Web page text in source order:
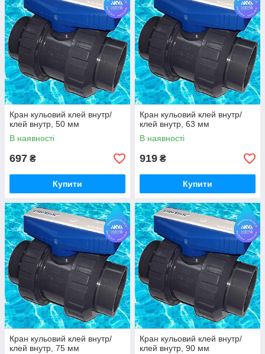
Кран кульовий клей внутр/
клей внутр, 50 мм
В наявності
697 ₴
Купити
Кран кульовий клей внутр/
клей внутр, 63 мм
В наявності
919 ₴
Купити
Кран кульовий клей внутр/
клей внутр, 75 мм
Кран кульовий клей внутр/
клей внутр, 90 мм